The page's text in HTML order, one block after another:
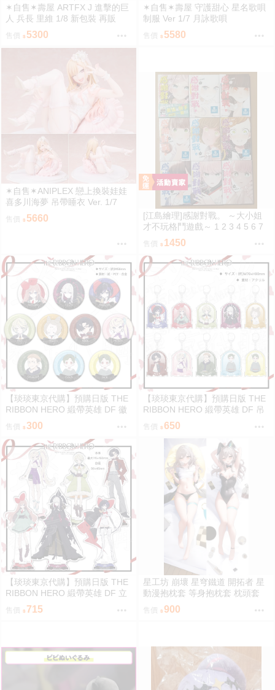
✶自售✶壽屋 ARTFX J 進擊的巨
人 兵長 里維 1/8 新包裝 再販
售價 5300
✶自售✶壽屋 守護甜心 星名歌唄
制服 Ver 1/7 月詠歌唄
售價 5580
✶自售✶ANIPLEX 戀上換裝娃娃
喜多川海夢 吊帶睡衣 Ver. 1/7
5660
[江島繪理]感謝對戰。 ～大小姐
才不玩格鬥遊戲～ 1 2 3 4 5 6 7
8 9 首刷 平裝
1450
【琰琰東京代購】預購日版 THE
RIBBON HERO 緞帶英雄 DF 徽
章 藍寶石 帕茵 天鵝絨 吉露可
售價 300
【琰琰東京代購】預購日版 THE
RIBBON HERO 緞帶英雄 DF 吊
飾 藍寶石 帕茵 天鵝絨 吉露可
售價 650
【琰琰東京代購】預購日版 THE
RIBBON HERO 緞帶英雄 DF 立
牌 藍寶石 帕茵 天鵝絨 吉露可
715
星工坊 崩壞 星穹鐵道 開拓者 星
動漫抱枕套 等身抱枕套 枕頭套
900